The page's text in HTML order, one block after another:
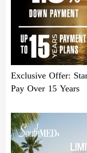
Exclusive Offer:
Pay Over 15 Years